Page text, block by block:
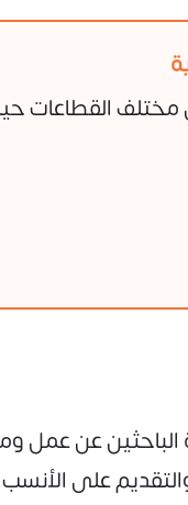
مختلف القطاعات
الباحثين عن
على الأنسب